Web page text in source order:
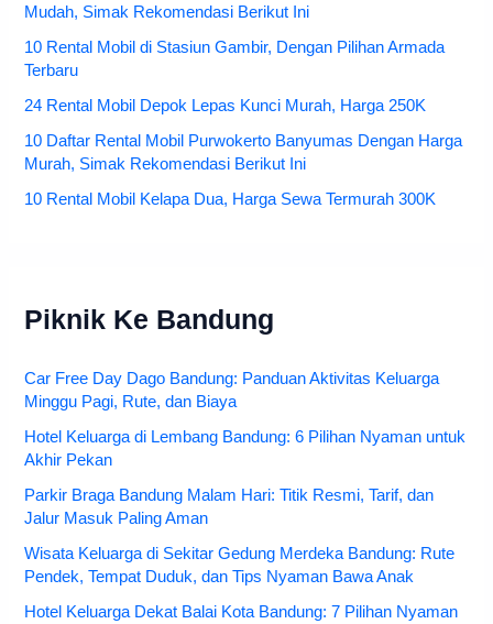
Mudah, Simak Rekomendasi Berikut Ini
10 Rental Mobil di Stasiun Gambir, Dengan Pilihan Armada
Terbaru
24 Rental Mobil Depok Lepas Kunci Murah, Harga 250K
10 Daftar Rental Mobil Purwokerto Banyumas Dengan Harga
Murah, Simak Rekomendasi Berikut Ini
10 Rental Mobil Kelapa Dua, Harga Sewa Termurah 300K
Piknik Ke Bandung
Car Free Day Dago Bandung: Panduan Aktivitas Keluarga
Minggu Pagi, Rute, dan Biaya
Hotel Keluarga di Lembang Bandung: 6 Pilihan Nyaman untuk
Akhir Pekan
Parkir Braga Bandung Malam Hari: Titik Resmi, Tarif, dan
Jalur Masuk Paling Aman
Wisata Keluarga di Sekitar Gedung Merdeka Bandung: Rute
Pendek, Tempat Duduk, dan Tips Nyaman Bawa Anak
Hotel Keluarga Dekat Balai Kota Bandung: 7 Pilihan Nyaman